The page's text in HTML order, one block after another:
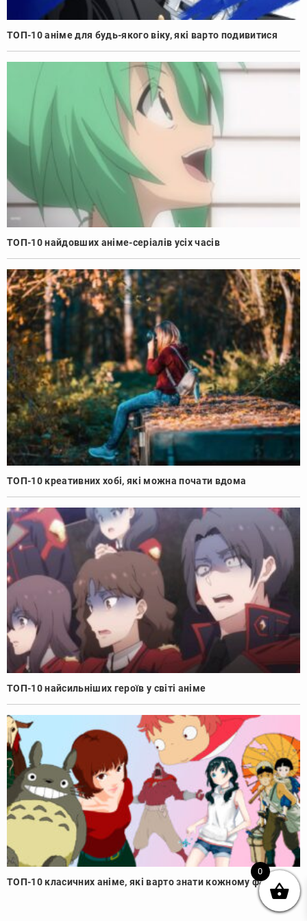
ТОП-10 аніме для будь-якого віку, які варто подивитися
ТОП-10 найдовших аніме-серіалів усіх часів
ТОП-10 креативних хобі, які можна почати вдома
ТОП-10 найсильніших героїв у світі аніме
ТОП-10 класичних аніме, які варто знати кожному фанату
0